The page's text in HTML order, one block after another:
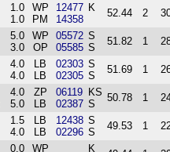
1.0
1.0
WP
PM
12477
14358
K 52.44 2
5.0
3.0
WP
OP
05572
05585
S
S
51.82 1
4.0
4.0
LB
LB
02303
02305
S
S
51.69 1
4.0
5.0
ZP
LB
06119
02387
KS
S
50.78 1
1.5
4.0
LB
LB
12438
02296
S
S
49.53 1
0.0
WP
K